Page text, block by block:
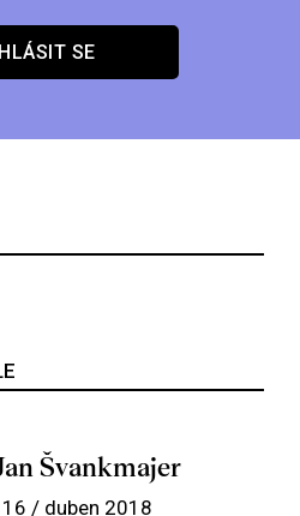
SE
Švankmajer
/ duben 2018